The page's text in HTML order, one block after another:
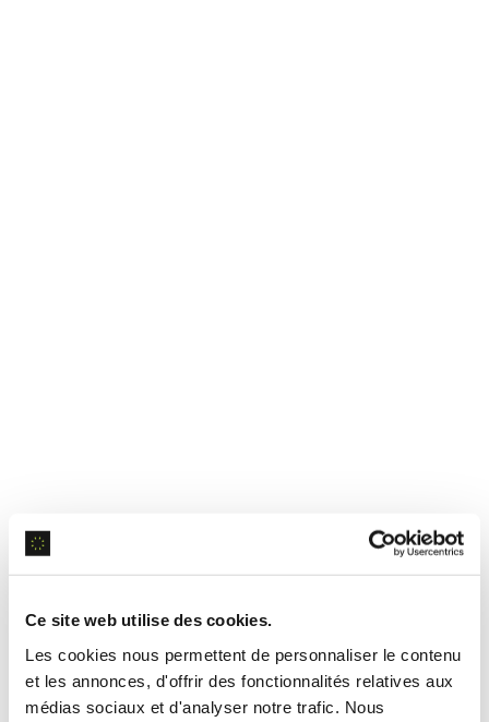
Ce site web utilise des cookies.
Les cookies nous permettent de personnaliser le contenu
et les annonces, d'offrir des fonctionnalités relatives aux
médias sociaux et d'analyser notre trafic. Nous